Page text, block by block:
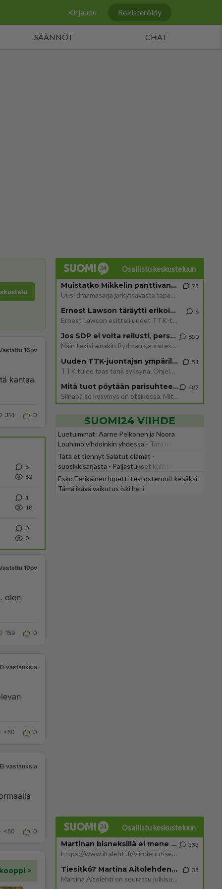
Kirjaudu Rekisteröidy
SÄÄNNÖT CHAT
16pv
314 0
8
62
1
18
0
0
19pv
olen
159 0
Ei vastauksia
<50 0
Ei vastauksia
<50 0
Osallistu keskusteluun
Muistatko Mikkelin panttivankidraaman?
Uusi draamasarja järkyttävästä tapauksesta on tulossa. Tositapahtumiin perustuva sarja ammentaa vuoden 1986 Mikkelin pan
75
Ernest Lawson täräytti erikoisen heiton TTK-lehdistötilaisuudessa: " Onko tässä tarkoituksena...?"
Ernest Lawson esitteli uudet TTK-tähtioppilaat ja opettajat torstaina 6.8. lehdistölle. Tulevalla kaudella on yksi hausk
8
Jos SDP ei voita reilusti, persut kumoavat demokratian Suomesta
Näin tekisi ainakin Rydman seuratessaan idolinsa Trumpin mallia https://www.is.fi/politiikka/art-2000012187244.html
650
Uuden TTK-juontajan ympärillä epätietoisuus sakenee - Nyt MTV hämmentää soppaa
TTK tulee taas tänä syksynä. Ohjelman uudet tähtioppilaat julkistetaan torstaina 6. elokuuta klo 14 alkavassa lehdistö
51
Mitä tuot pöytään parisuhteessa?
Siinäpä se kysymys on otsikossa. Mitäpä siis tuot/toisit pöytään parisuhteessa? Oletko mies vai nainen? Koetko sen mitä
487
SUOMI24 VIIHDE
Luetuimmat: Aarne Pelkonen ja Noora
Louhimo vihdoinkin yhdessä - Tätä moni jo
odotti
Tätä et tiennyt Salatut elämät -
suosikkisarjasta - Paljastukset kulisseista
yllättävät
Esko Eerikäinen lopetti testosteronit kesäksi -
Tämä ikävä vaikutus iski heti
Osallistu keskusteluun
Martinan bisneksillä ei mene hyvin
https://www.iltalehti.fi/viihdeuutiset/a/c46da6ab-340f-4790-aaa7-0865eed2336 Yrityksen konkurssihakemus on tullut kärä
333
Tiesitkö? Martina Aitolehden isäpuoli on tämä suosittu laulaja
Martina Aitolehti on seurattu julkisuuden henkilö. Lähipiiriin mahtuu muitakin tunnettuja henkilöitä. Tiesitkö, että Ma
35